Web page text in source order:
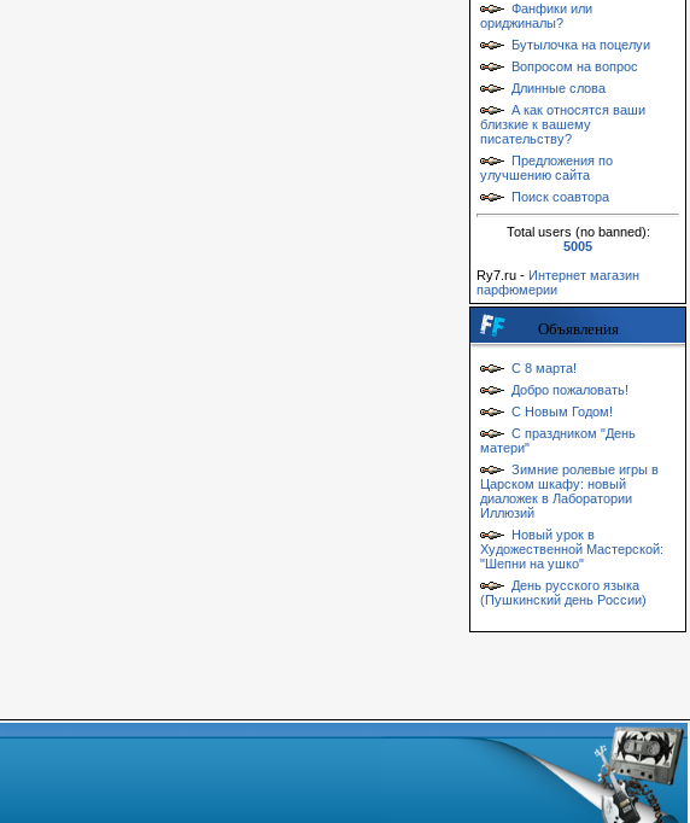
Фанфики или
ориджиналы?
Бутылочка на поцелуи
Вопросом на вопрос
Длинные слова
А как относятся ваши
близкие к вашему
писательству?
Предложения по
улучшению сайта
Поиск соавтора
Total users (no banned):
5005
Ry7.ru - Интернет магазин
парфюмерии
Объявления
С 8 марта!
Добро пожаловать!
С Новым Годом!
С праздником "День
матери"
Зимние ролевые игры в
Царском шкафу: новый
диаложек в Лаборатории
Иллюзий
Новый урок в
Художественной Мастерской:
"Шепни на ушко"
День русского языка
(Пушкинский день России)